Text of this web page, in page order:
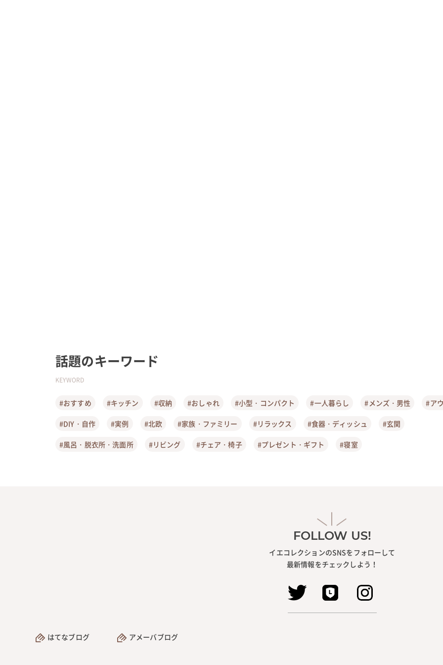
話題のキーワード
KEYWORD
#おすすめ #キッチン #収納 #おしゃれ #小型・コンパクト #一人暮らし #メンズ・男性 #ア
#DIY・自作 #実例 #北欧 #家族・ファミリー #リラックス #食器・ディッシュ #玄関
#風呂・脱衣所・洗面所 #リビング #チェア・椅子 #プレゼント・ギフト #寝室
FOLLOW US!
イエコレクションのSNSをフォローして
最新情報をチェックしよう！
はてなブログ アメーバブログ